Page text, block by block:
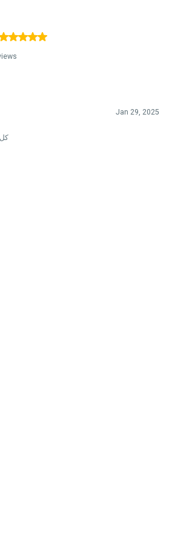
Jan 29, 2025
كل